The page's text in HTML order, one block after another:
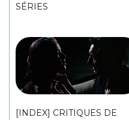
SÉRIES
[INDEX] CRITIQUES DE